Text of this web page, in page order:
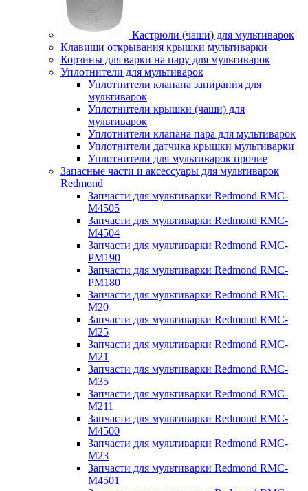
Кастрюли (чаши) для мультиварок
Клавиши открывания крышки мультиварки
Корзины для варки на пару для мультиварок
Уплотнители для мультиварок
Уплотнители клапана запирания для
мультиварок
Уплотнители крышки (чаши) для
мультиварок
Уплотнители клапана пара для мультиварок
Уплотнители датчика крышки мультиварки
Уплотнители для мультиварок прочие
Запасные части и аксессуары для мультиварок
Redmond
Запчасти для мультиварки Redmond RMC-
M4505
Запчасти для мультиварки Redmond RMC-
M4504
Запчасти для мультиварки Redmond RMC-
PM190
Запчасти для мультиварки Redmond RMC-
PM180
Запчасти для мультиварки Redmond RMC-
M20
Запчасти для мультиварки Redmond RMC-
M25
Запчасти для мультиварки Redmond RMC-
M21
Запчасти для мультиварки Redmond RMC-
M35
Запчасти для мультиварки Redmond RMC-
M211
Запчасти для мультиварки Redmond RMC-
M4500
Запчасти для мультиварки Redmond RMC-
M23
Запчасти для мультиварки Redmond RMC-
M4501